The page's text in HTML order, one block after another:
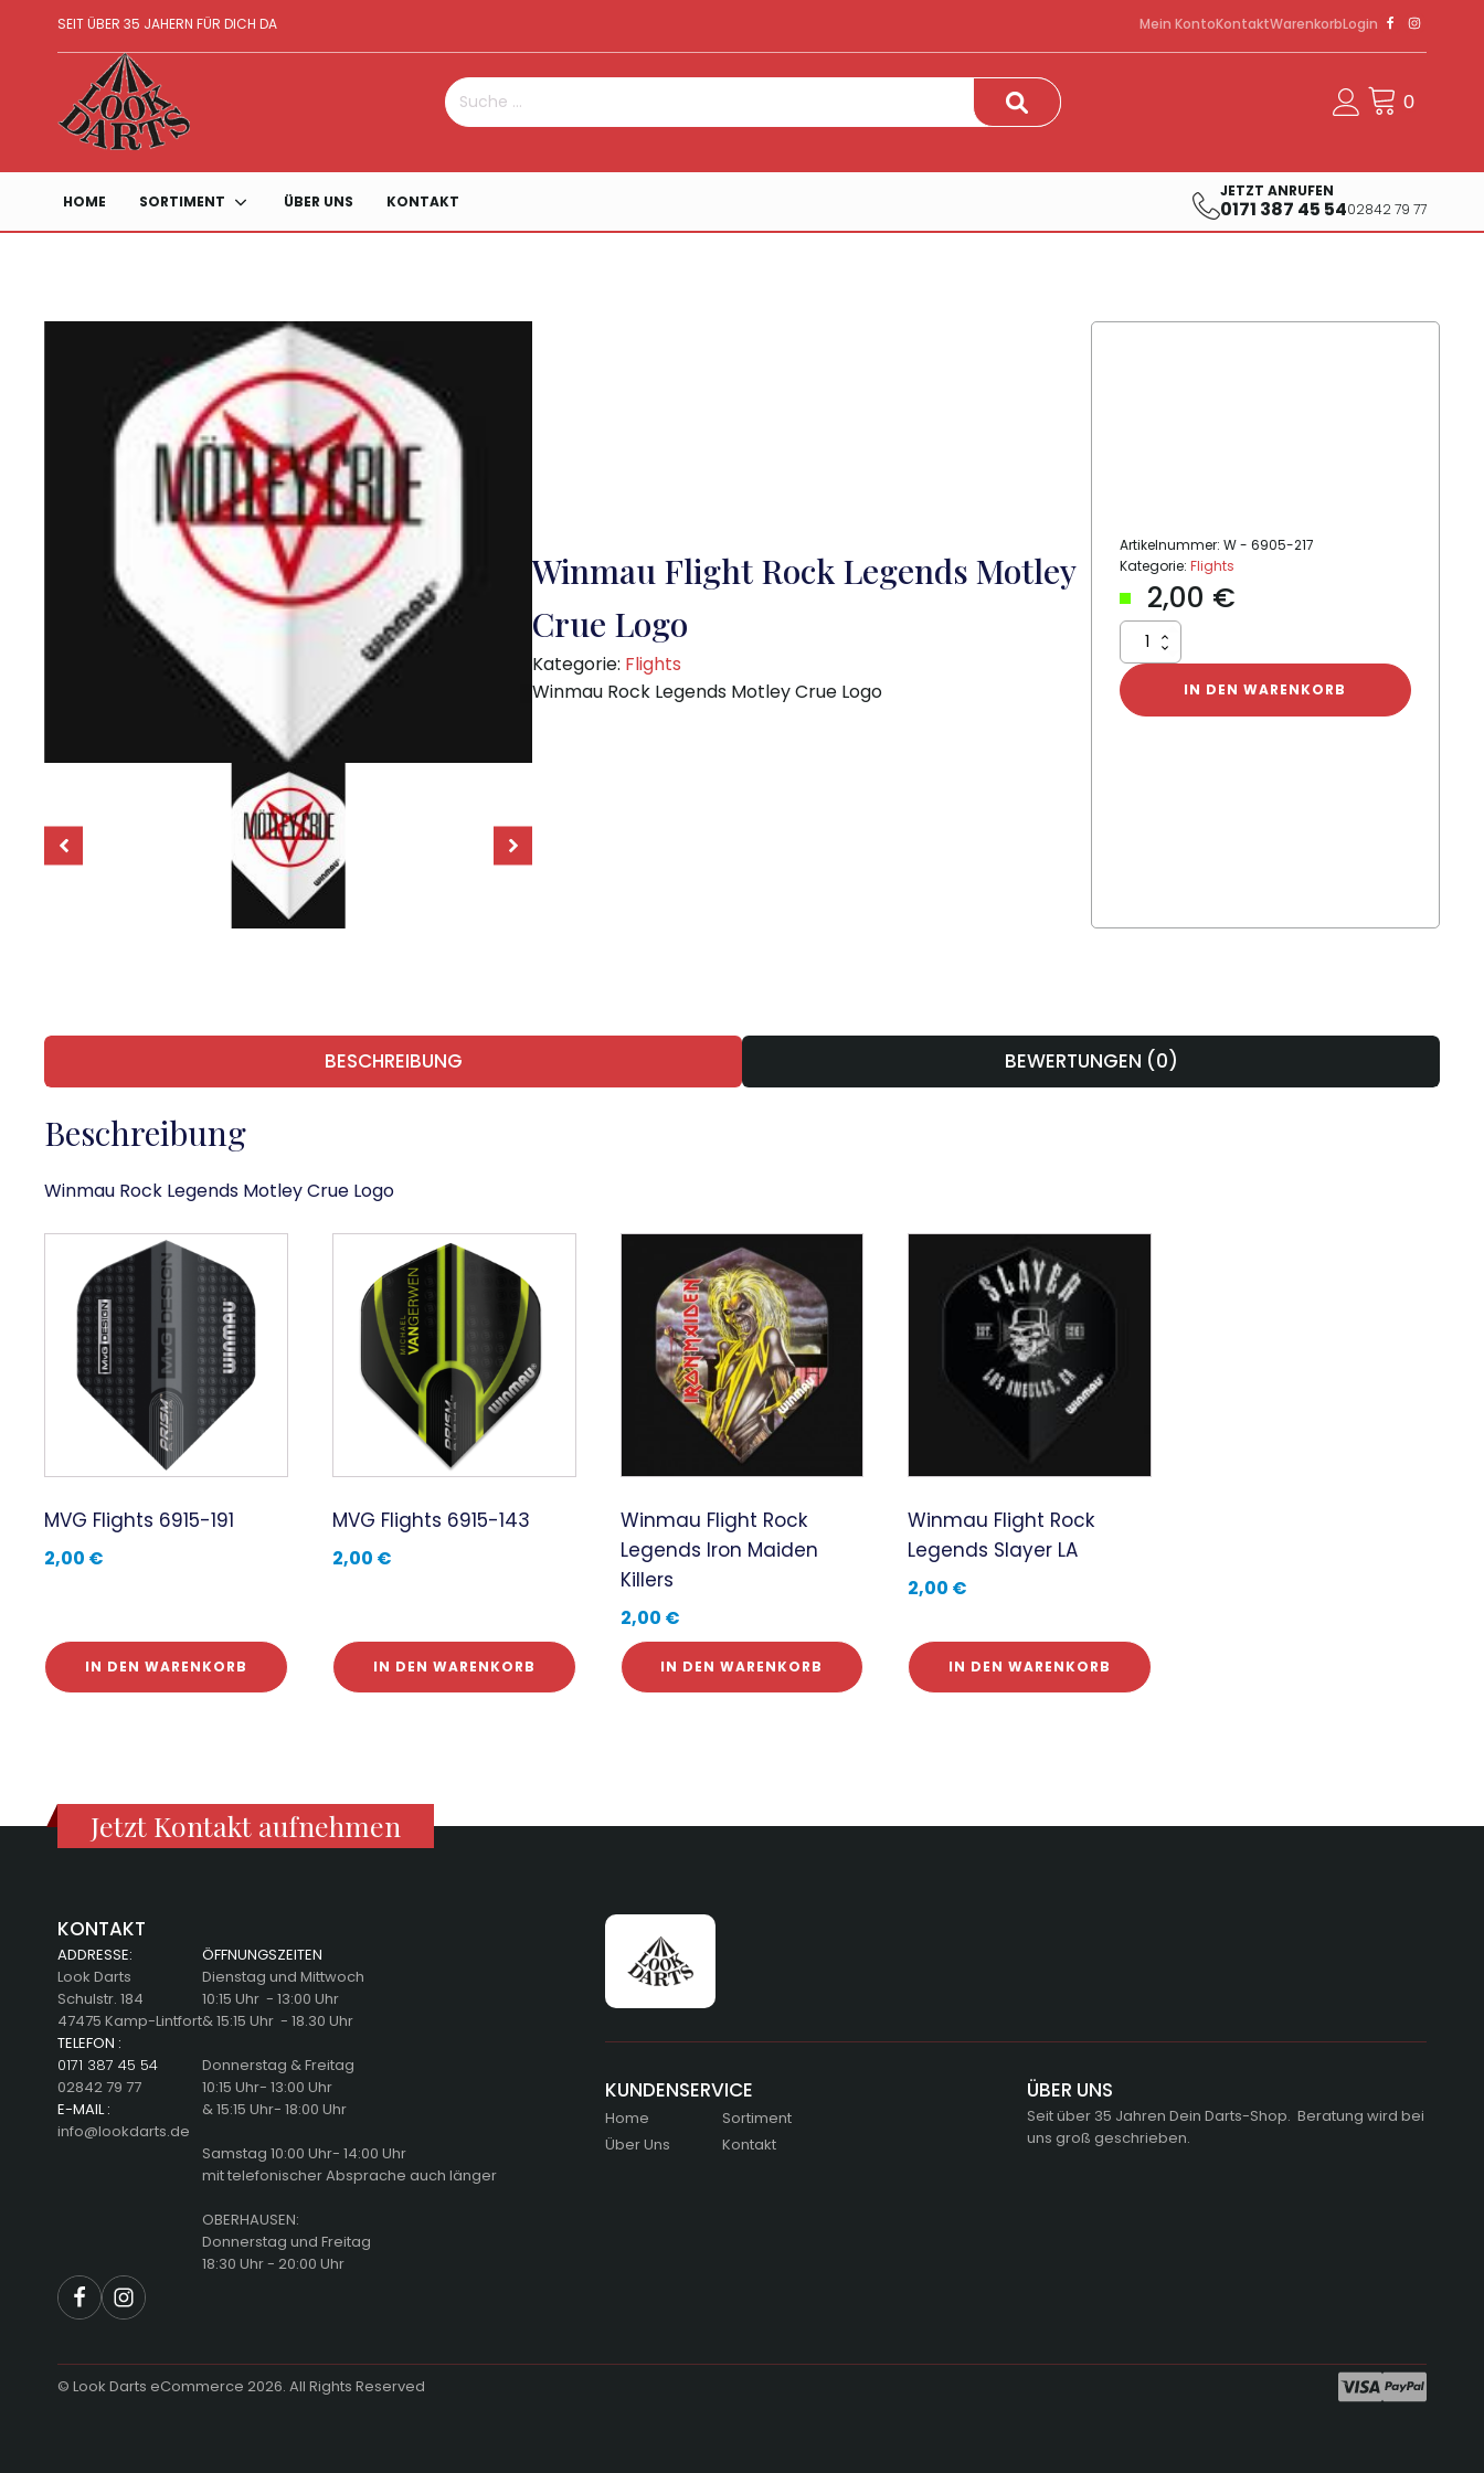
SEIT ÜBER 35 JAHERN FÜR DICH DA Mein KontoKontaktWarenkorbLogin
Suche
nach:
HOME SORTIMENT ÜBER UNS KONTAKT
JETZT ANRUFEN
0171 387 45 5402842 79 77
Winmau Flight Rock Legends Motley
Crue Logo
Kategorie: Flights
Winmau Rock Legends Motley Crue Logo
Artikelnummer: W - 6905-217
Kategorie: Flights
2,00 €
Winmau
Flight
Rock
Legends
IN DEN WARENKORB
BESCHREIBUNG BEWERTUNGEN (0)
Beschreibung
Winmau Rock Legends Motley Crue Logo
MVG Flights 6915-191
2,00 €
IN DEN WARENKORB
MVG Flights 6915-143
2,00 €
IN DEN WARENKORB
Winmau Flight Rock
Legends Iron Maiden
Killers
2,00 €
IN DEN WARENKORB
Winmau Flight Rock
Legends Slayer LA
2,00 €
IN DEN WARENKORB
Jetzt Kontakt aufnehmen
KONTAKT
ADDRESSE:
Look Darts
Schulstr. 184
47475 Kamp-Lintfort
TELEFON :
0171 387 45 54
02842 79 77
E-MAIL :
info@lookdarts.de
ÖFFNUNGSZEITEN
Dienstag und Mittwoch
10:15 Uhr - 13:00 Uhr
& 15:15 Uhr - 18.30 Uhr
Donnerstag & Freitag
10:15 Uhr- 13:00 Uhr
& 15:15 Uhr- 18:00 Uhr
Samstag 10:00 Uhr- 14:00 Uhr
mit telefonischer Absprache auch länger
OBERHAUSEN:
Donnerstag und Freitag
18:30 Uhr - 20:00 Uhr
KUNDENSERVICE
Home
Sortiment
Über Uns
Kontakt
ÜBER UNS
Seit über 35 Jahren Dein Darts-Shop. Beratung wird bei
uns groß geschrieben.
© Look Darts eCommerce 2026. All Rights Reserved